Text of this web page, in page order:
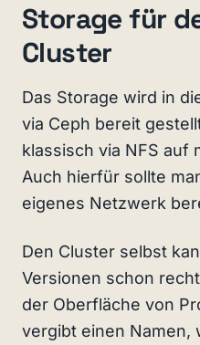
Storage für
Cluster
Das Storage wird in
via Ceph bereit
klassisch via NFS auf
Auch hierfür sollte
eigenes Netzwerk
Den Cluster selbst
Versionen schon
der Oberfläche von
vergibt einen Namen,